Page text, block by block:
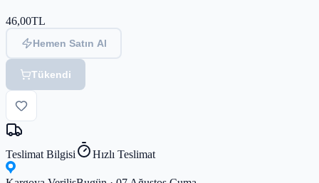
46,00TL
Hemen Satın Al
Tükendi
Teslimat Bilgisi Hızlı Teslimat